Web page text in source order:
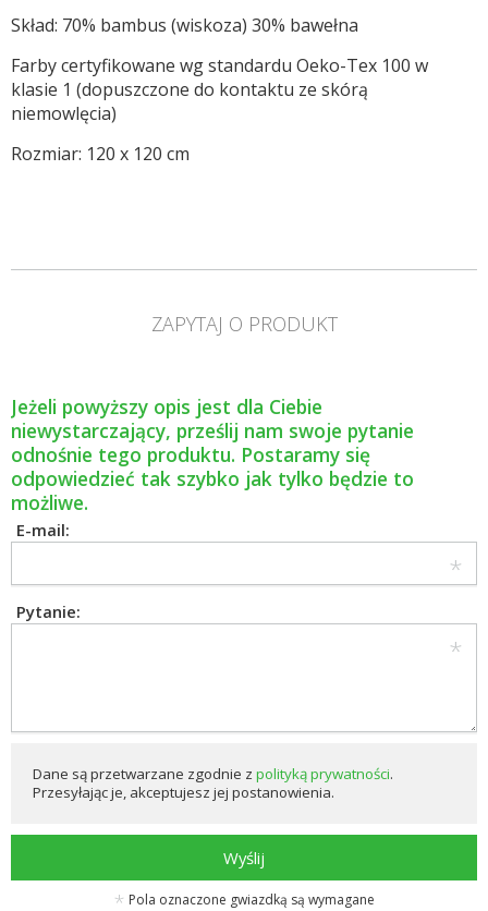
Skład: 70% bambus (wiskoza) 30% bawełna
Farby certyfikowane wg standardu Oeko-Tex 100 w
klasie 1 (dopuszczone do kontaktu ze skórą
niemowlęcia)
Rozmiar: 120 x 120 cm
ZAPYTAJ O PRODUKT
Jeżeli powyższy opis jest dla Ciebie
niewystarczający, prześlij nam swoje pytanie
odnośnie tego produktu. Postaramy się
odpowiedzieć tak szybko jak tylko będzie to
możliwe.
E-mail:
Pytanie:
Dane są przetwarzane zgodnie z polityką prywatności.
Przesyłając je, akceptujesz jej postanowienia.
Wyślij
Pola oznaczone gwiazdką są wymagane